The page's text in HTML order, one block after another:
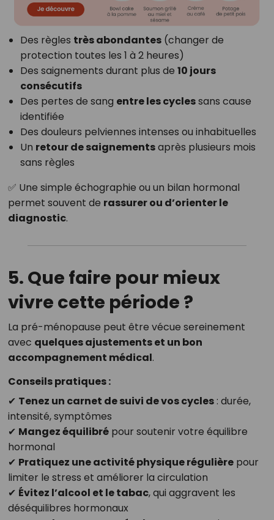
Des règles très abondantes(changer de
protection toutes les 1 à 2 heures)
Des saignements durant plus de 10 jours
consécutifs
Des pertes de sang entre les cyclessans cause
identifiée
Des douleurs pelviennes intenses ou inhabituelles
Un retour de saignementsaprès plusieurs mois
sans règles
✅ Une simple échographie ou un bilan hormonal
permet souvent de rassurer ou d’orienter le
diagnostic.
5. Que faire pour mieux
vivre cette période ?
La pré-ménopause peut être vécue sereinement
avec quelques ajustements et un bon
accompagnement médical.
Conseils pratiques :
✔ Tenez un carnet de suivi de vos cycles: durée,
intensité, symptômes
✔ Mangez équilibrépour soutenir votre équilibre
hormonal
✔ Pratiquez une activité physique régulièrepour
limiter le stress et améliorer la circulation
✔ Évitez l’alcool et le tabac, qui aggravent les
déséquilibres hormonaux